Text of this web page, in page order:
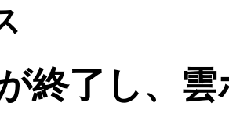
終了し、